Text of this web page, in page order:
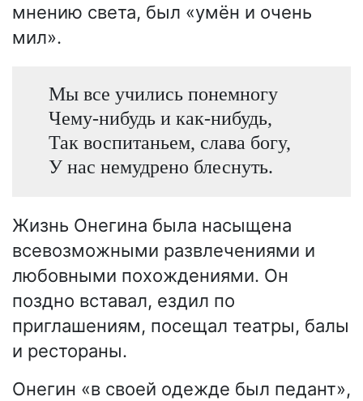
мнению света, был «умён и очень
мил».
Мы все учились понемногу
Чему-нибудь и как-нибудь,
Так воспитаньем, слава богу,
У нас немудрено блеснуть.
Жизнь Онегина была насыщена
всевозможными развлечениями и
любовными похождениями. Он
поздно вставал, ездил по
приглашениям, посещал театры, балы
и рестораны.
Онегин «в своей одежде был педант»,